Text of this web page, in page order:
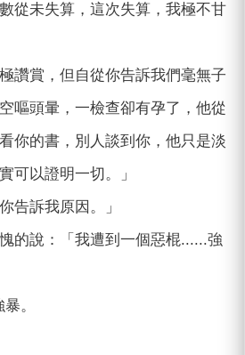
從未失算，這次失算，我極不甘
讚賞，但自從你告訴我們毫無子
嘔頭暈，一檢查卻有孕了，他從
你的書，別人談到你，他只是淡
可以證明一切。」
告訴我原因。」
的說：「我遭到一個惡棍......強
。